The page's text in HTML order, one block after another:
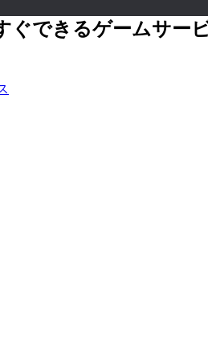
ぐできるゲームサー